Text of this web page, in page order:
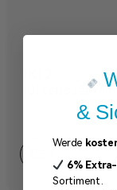
lüfterloser
399,00 €
&
Werde
6%
Sortiment.